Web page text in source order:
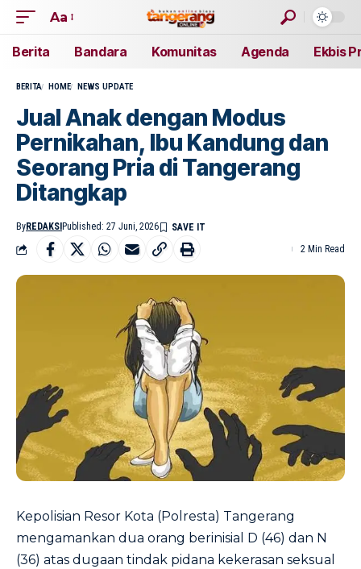
Aa
Berita Bandara Komunitas Agenda Ekbis
BERITA HOME NEWS UPDATE
Jual Anak dengan Modus
Pernikahan, Ibu Kandung dan
Seorang Pria di Tangerang
Ditangkap
ByREDAKSI Published: 27 Juni, 2026
2 Min Read
Kepolisian Resor Kota (Polresta) Tangerang
mengamankan dua orang berinisial D (46) dan N
(36) atas dugaan tindak pidana kekerasan seksual